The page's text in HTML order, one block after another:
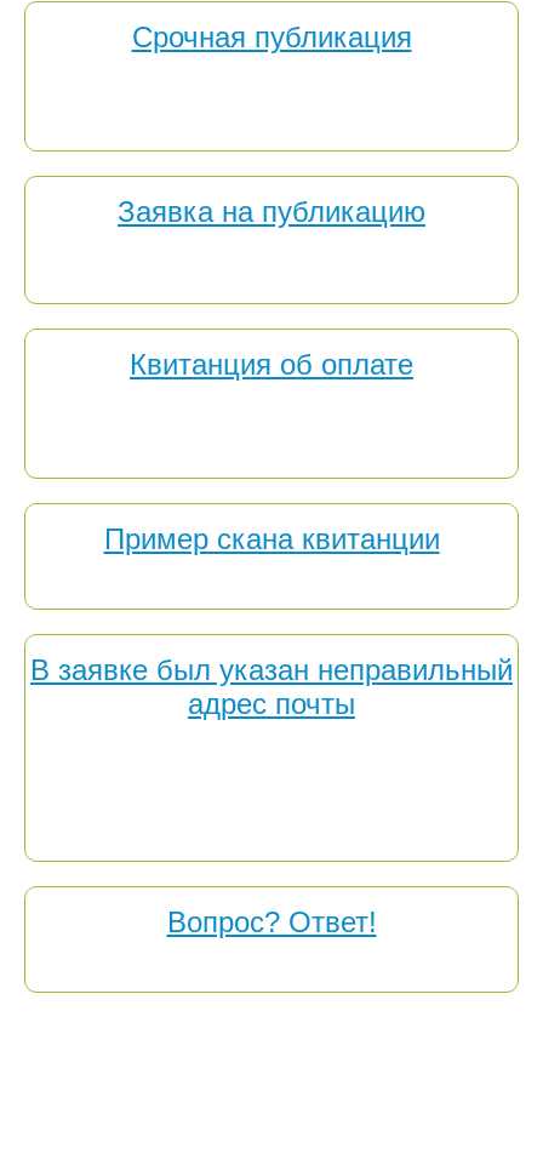
Срочная публикация
Заявка на публикацию
Квитанция об оплате
Пример скана квитанции
В заявке был указан неправильный
адрес почты
Вопрос? Ответ!